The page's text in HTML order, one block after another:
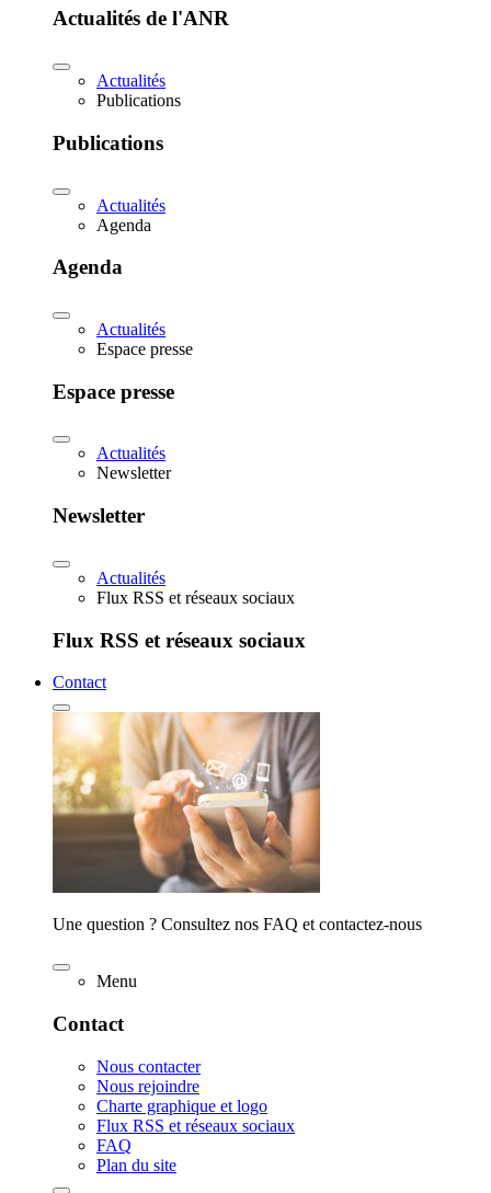
Actualités de l'ANR
Actualités
Publications
Publications
Actualités
Agenda
Agenda
Actualités
Espace presse
Espace presse
Actualités
Newsletter
Newsletter
Actualités
Flux RSS et réseaux sociaux
Flux RSS et réseaux sociaux
Contact
Une question ? Consultez nos FAQ et contactez-nous
Menu
Contact
Nous contacter
Nous rejoindre
Charte graphique et logo
Flux RSS et réseaux sociaux
FAQ
Plan du site